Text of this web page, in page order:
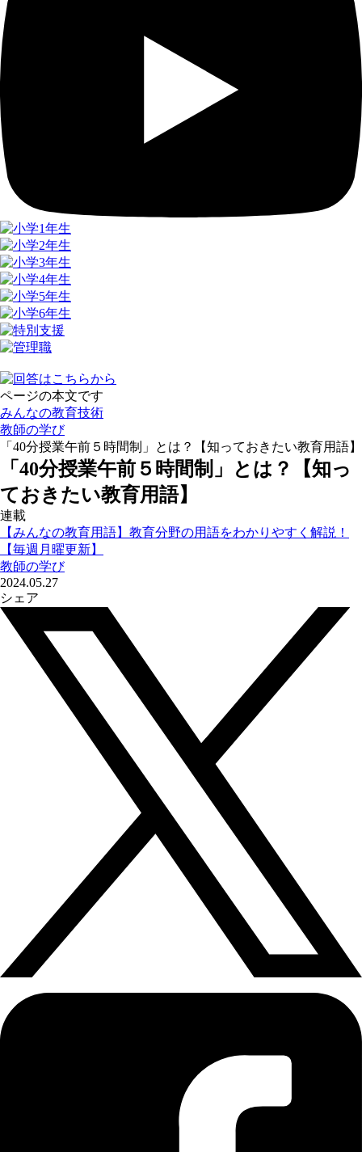
ページの本文です
みんなの教育技術
教師の学び
「40分授業午前５時間制」とは？【知っておきたい教育用語】
「40分授業午前５時間制」とは？【知っ
ておきたい教育用語】
連載
【みんなの教育用語】教育分野の用語をわかりやすく解説！
【毎週月曜更新】
教師の学び
2024.05.27
シェア